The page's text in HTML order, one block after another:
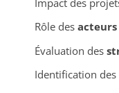
Rôle des acteurs
Évaluation des
Identification des